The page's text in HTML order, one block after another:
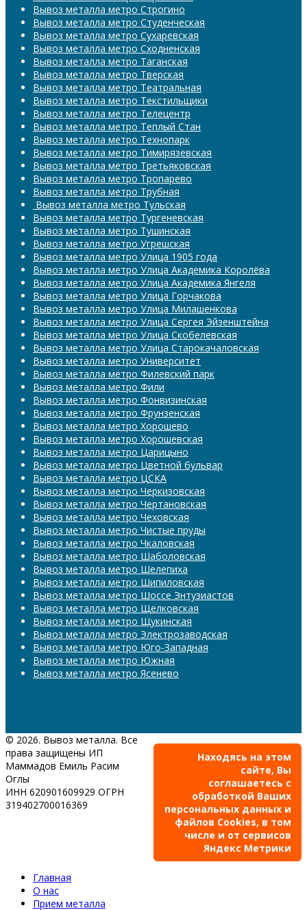
Вывоз металла метро Строгино
Вывоз металла метро Студенческая
Вывоз металла метро Сухаревская
Вывоз металла метро Сходненская
Вывоз металла метро Таганская
Вывоз металла метро Тверская
Вывоз металла метро Театральная
Вывоз металла метро Текстильщики
Вывоз металла метро Телецентр
Вывоз металла метро Теплый Стан
Вывоз металла метро Технопарк
Вывоз металла метро Тимирязевская
Вывоз металла метро Третьяковская
Вывоз металла метро Тропарево
Вывоз металла метро Трубная
​​​​​​​ Вывоз металла метро Тульская
Вывоз металла метро Тургеневская
Вывоз металла метро Тушинская
Вывоз металла метро Угрешская
Вывоз металла метро Улица 1905 года
Вывоз металла метро Улица Академика Королёва
Вывоз металла метро Улица Академика Янгеля
Вывоз металла метро Улица Горчакова
Вывоз металла метро Улица Милашенкова
Вывоз металла метро Улица Сергея Эйзенштейна
Вывоз металла метро Улица Скобелевская
Вывоз металла метро Улица Старокачаловская
Вывоз металла метро Университет
Вывоз металла метро Филевский парк
Вывоз металла метро Фили
Вывоз металла метро Фонвизинская
Вывоз металла метро Фрунзенская
Вывоз металла метро Хорошево
Вывоз металла метро Хорошевская
Вывоз металла метро Царицыно
Вывоз металла метро Цветной бульвар
Вывоз металла метро ЦСКА
Вывоз металла метро Черкизовская
Вывоз металла метро Чертановская
Вывоз металла метро Чеховская
Вывоз металла метро Чистые пруды
Вывоз металла метро Чкаловская
Вывоз металла метро Шаболовская
Вывоз металла метро Шелепиха
Вывоз металла метро Шипиловская
Вывоз металла метро Шоссе Энтузиастов
Вывоз металла метро Щелковская
Вывоз металла метро Щукинская
Вывоз металла метро Электрозаводская
Вывоз металла метро Юго-Западная
Вывоз металла метро Южная
Вывоз металла метро Ясенево
© 2026. Вывоз металла. Все
права защищены ИП
Маммадов Емиль Расим
Оглы
ИНН 620901609929 ОГРН
319402700016369
Находясь на этом
сайте, Вы
соглашаетесь с
обработкой Ваших
персональных данных и
файлов Cookies, в том
числе и от сервисов
Яндекс Метрики
Главная
О нас
Прием металла